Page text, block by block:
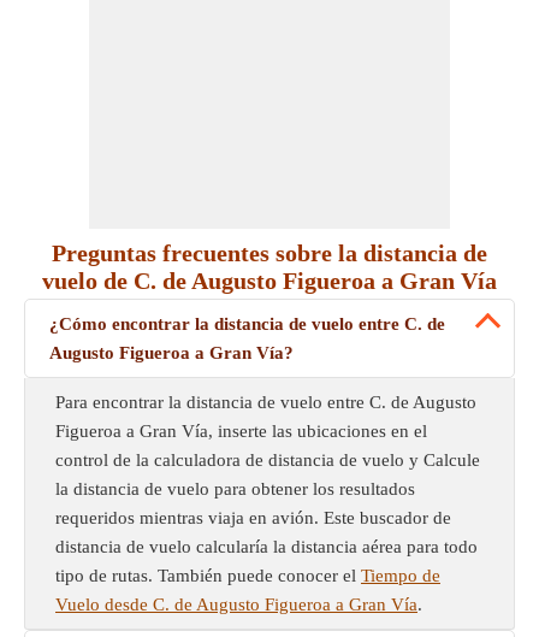
Preguntas frecuentes sobre la distancia de
vuelo de C. de Augusto Figueroa a Gran Vía
¿Cómo encontrar la distancia de vuelo entre C. de
Augusto Figueroa a Gran Vía?
Para encontrar la distancia de vuelo entre C. de Augusto
Figueroa a Gran Vía, inserte las ubicaciones en el
control de la calculadora de distancia de vuelo y Calcule
la distancia de vuelo para obtener los resultados
requeridos mientras viaja en avión. Este buscador de
distancia de vuelo calcularía la distancia aérea para todo
tipo de rutas. También puede conocer el Tiempo de
Vuelo desde C. de Augusto Figueroa a Gran Vía.